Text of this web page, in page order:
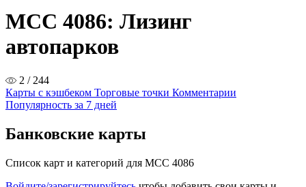
MCC 4086: Лизинг
автопарков
2 / 244
Карты с кэшбеком Торговые точки Комментарии
Популярность за 7 дней
Банковские карты
Список карт и категорий для MCC 4086